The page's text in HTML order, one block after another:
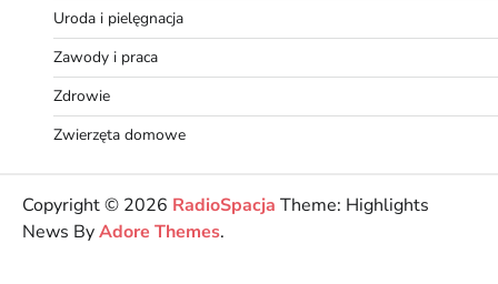
Uroda i pielęgnacja
Zawody i praca
Zdrowie
Zwierzęta domowe
Copyright © 2026 RadioSpacja Theme: Highlights
News ByAdore Themes.